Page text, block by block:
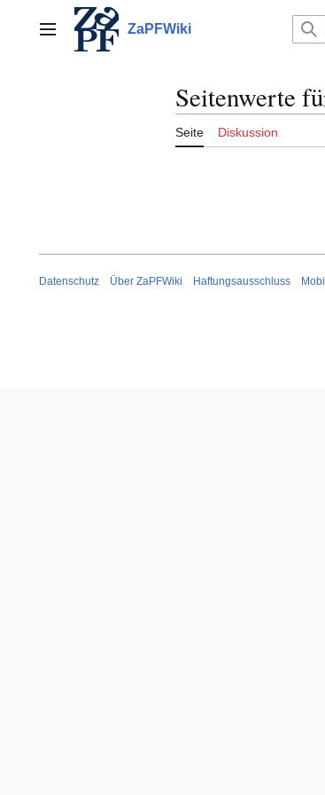
springenHauptmenü ZaPFWiki
Seitenwerte
Seite Diskussion
Datenschutz Über ZaPFWiki Haftungsausschluss